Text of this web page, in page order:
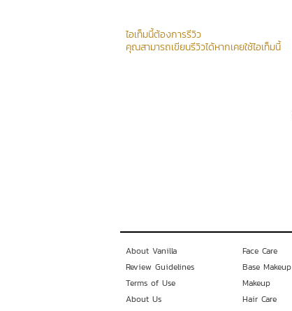
ไอเท็มนี้ต้องการรีวิว
คุณสามารถเขียนรีวิวได้หากเคยใช้ไอเท็มนี้
About Vanilla
Review Guidelines
Terms of Use
About Us
Face Care
Base Makeup
Makeup
Hair Care